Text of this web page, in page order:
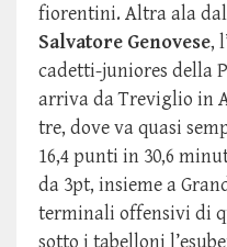
fiorentini. Altra ala
Salvatore Genovese,
cadetti-juniores della
arriva da Treviglio in
tre, dove va quasi
16,4 punti in 30,6
da 3pt, insieme a
terminali offensivi di
sotto i tabelloni